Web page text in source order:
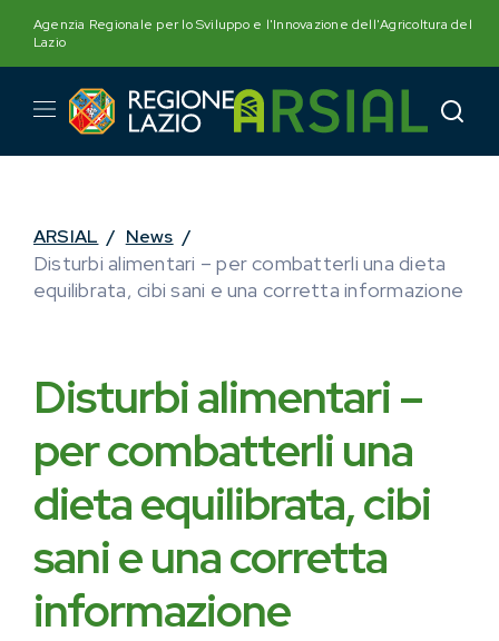
content
Agenzia Regionale per lo Sviluppo e l'Innovazione dell'Agricoltura del
Lazio
ARSIAL / News /
Disturbi alimentari – per combatterli una dieta
equilibrata, cibi sani e una corretta informazione
Disturbi alimentari –
per combatterli una
dieta equilibrata, cibi
sani e una corretta
informazione